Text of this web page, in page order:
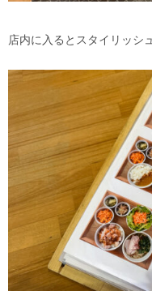
店内に入るとスタイリッシ